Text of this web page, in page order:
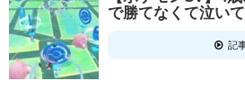
で勝てなくて泣いて
記